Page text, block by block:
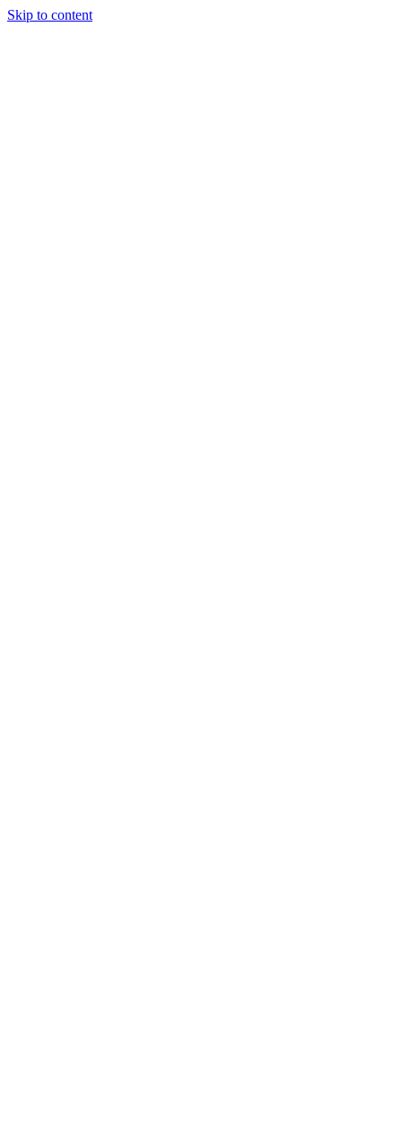
Skip to content